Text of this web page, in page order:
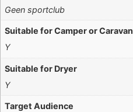
Geen sportclub
Suitable for Camper or Caravan
Y
Suitable for Dryer
Y
Target Audience